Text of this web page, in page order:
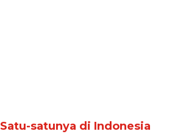
Satu-satunya di Indonesia